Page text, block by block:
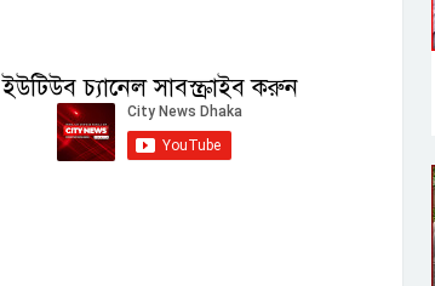
ইউটিউব চ্যানেল সাবস্ক্রাইব করুন